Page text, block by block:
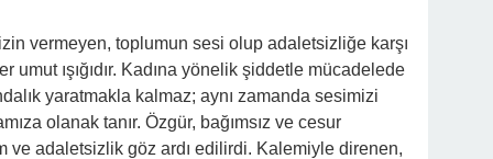
vermeyen, toplumun sesi olup adaletsizliğe karşı
ışığıdır. Kadına yönelik şiddetle mücadelede
yaratmakla kalmaz; aynı zamanda sesimizi
olanak tanır. Özgür, bağımsız ve cesur
ve adaletsizlik göz ardı edilirdi. Kalemiyle direnen,